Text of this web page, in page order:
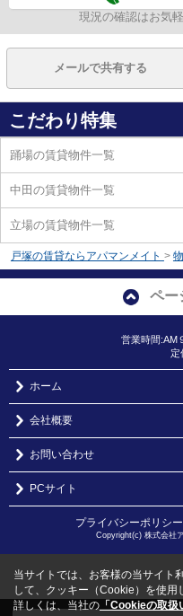
現況の確認はお気
メールで共有する
こだわり特集
踊場の賃貸物件一覧
中田の賃貸物件一覧
立場の賃貸物件一覧
戸塚の賃貸ならアパマンメイト >
ペー
営業時間:AM
定
ホーム
会社概要
お問い合わせ
PCサイト
プライバシーポリシー
Copyright(c) 株式会社
当サイトでは、お客様の当サイト
して、クッキー（Cookie）を使用
詳しくは、当社の 「Cookieの取扱